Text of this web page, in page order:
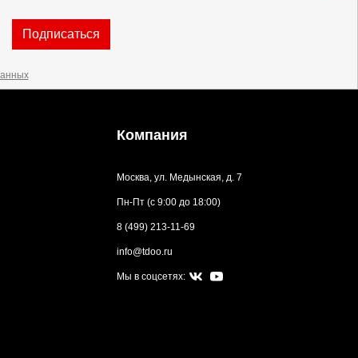
Подписаться
Компания
Москва, ул. Медынская, д. 7
Пн-Пт (с 9:00 до 18:00)
8 (499) 213-11-69
info@tdoo.ru
Мы в соцсетях: